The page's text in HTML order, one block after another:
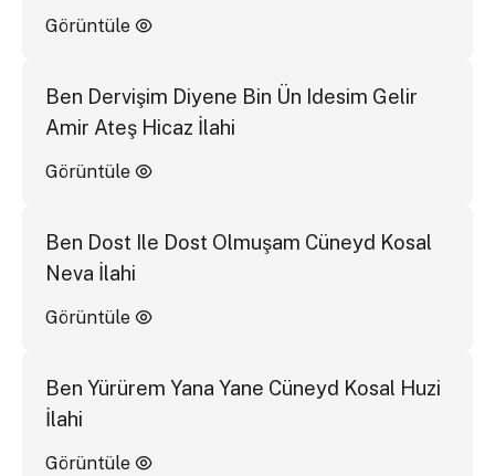
Görüntüle
Ben Dervişim Diyene Bin Ün Idesim Gelir
Amir Ateş Hicaz İlahi
Görüntüle
Ben Dost Ile Dost Olmuşam Cüneyd Kosal
Neva İlahi
Görüntüle
Ben Yürürem Yana Yane Cüneyd Kosal Huzi
İlahi
Görüntüle